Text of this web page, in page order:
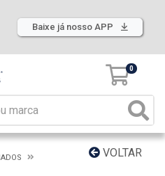
Baixe já nosso APP
0
VOLTAR